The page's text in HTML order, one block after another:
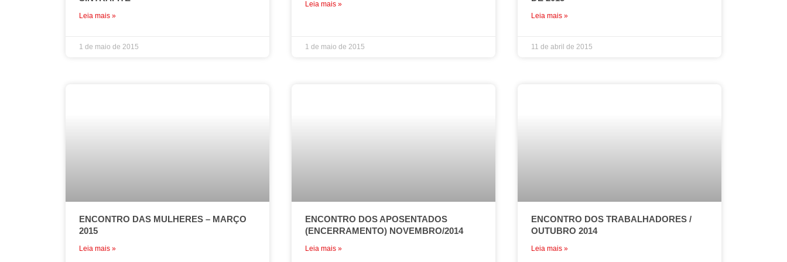
Leia mais »
1 de maio de 2015
Leia mais »
1 de maio de 2015
Leia mais »
11 de abril de 2015
ENCONTRO DAS MULHERES – MARÇO
2015
Leia mais »
ENCONTRO DOS APOSENTADOS
(ENCERRAMENTO) NOVEMBRO/2014
Leia mais »
ENCONTRO DOS TRABALHADORES /
OUTUBRO 2014
Leia mais »